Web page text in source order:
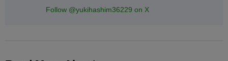
Follow @yukihashim36229 on X